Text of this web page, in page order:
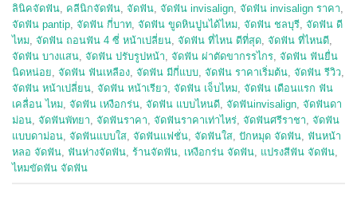
ลินิคจัดฟัน, คลีนิกจัดฟัน, จัดฟัน, จัดฟัน invisalign, จัดฟัน invisalign ราคา,
จัดฟัน pantip, จัดฟัน กี่บาท, จัดฟัน ขูดหินปูนได้ไหม, จัดฟัน ชลบุรี, จัดฟัน ดี
ไหม, จัดฟัน ถอนฟัน 4 ซี่ หน้าเปลี่ยน, จัดฟัน ที่ไหน ดีที่สุด, จัดฟัน ที่ไหนดี,
จัดฟัน บางแสน, จัดฟัน ปรับรูปหน้า, จัดฟัน ผ่าตัดขากรรไกร, จัดฟัน ฟันยื่น
นิดหน่อย, จัดฟัน ฟันเหลือง, จัดฟัน มีกี่แบบ, จัดฟัน ราคาเริ่มต้น, จัดฟัน รีวิว,
จัดฟัน หน้าเปลี่ยน, จัดฟัน หน้าเรียว, จัดฟัน เจ็บไหม, จัดฟัน เดือนแรก ฟัน
เคลื่อน ไหม, จัดฟัน เหงือกร่น, จัดฟัน แบบไหนดี, จัดฟันinvisalign, จัดฟันดา
ม่อน, จัดฟันพัทยา, จัดฟันราคา, จัดฟันราคาเท่าไหร่, จัดฟันศรีราชา, จัดฟัน
แบบดาม่อน, จัดฟันแบบใส, จัดฟันแฟชั่น, จัดฟันใส, ปักหมุด จัดฟัน, ฟันหน้า
หลอ จัดฟัน, ฟันห่างจัดฟัน, ร้านจัดฟัน, เหงือกร่น จัดฟัน, แปรงสีฟัน จัดฟัน,
ไหมขัดฟัน จัดฟัน